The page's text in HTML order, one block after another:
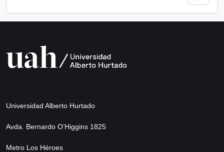
Universidad Alberto Hurtado
Avda. Bernardo O’Higgins 1825
Metro Los Héroes